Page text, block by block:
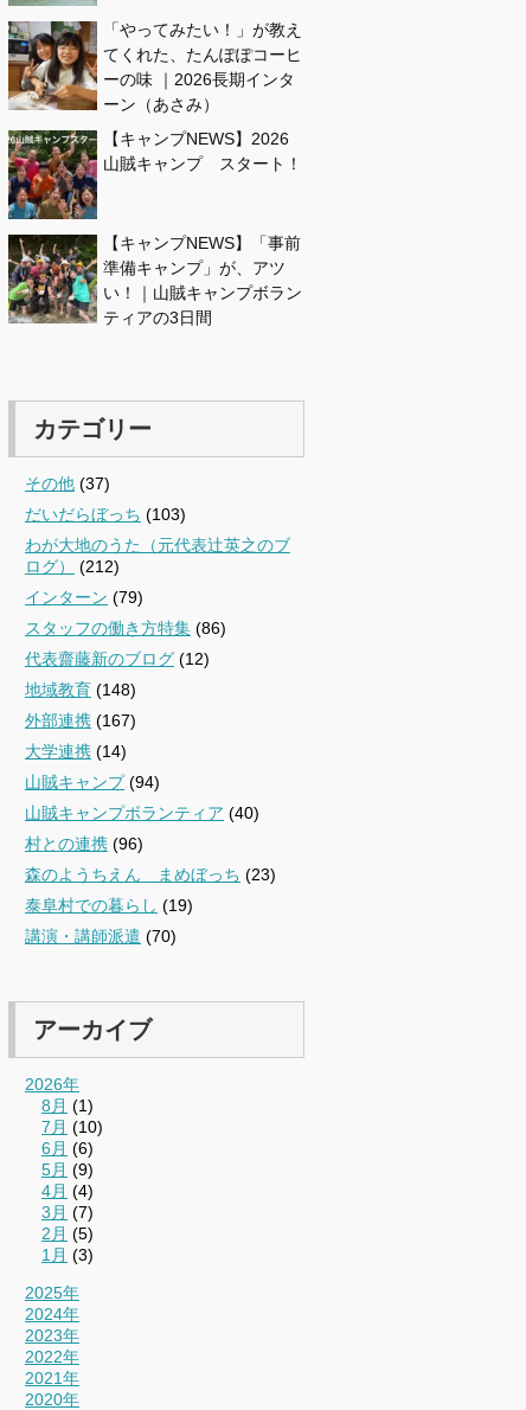
「やってみたい！」が教え
てくれた、たんぽぽコーヒ
ーの味 ｜2026長期インタ
ーン（あさみ）
【キャンプNEWS】2026
山賊キャンプ スタート！
【キャンプNEWS】「事前
準備キャンプ」が、アツ
い！｜山賊キャンプボラン
ティアの3日間
カテゴリー
その他 (37)
だいだらぼっち (103)
わが大地のうた（元代表辻英之のブ
ログ）
(212)
インターン (79)
スタッフの働き方特集 (86)
代表齋藤新のブログ (12)
地域教育 (148)
外部連携 (167)
大学連携 (14)
山賊キャンプ(94)
山賊キャンプボランティア (40)
村との連携 (96)
森のようちえん まめぼっち (23)
泰阜村での暮らし (19)
講演・講師派遣 (70)
アーカイブ
2026年
8月 (1)
7月 (10)
6月 (6)
5月 (9)
4月 (4)
3月 (7)
2月 (5)
1月 (3)
2025年
2024年
2023年
2022年
2021年
2020年